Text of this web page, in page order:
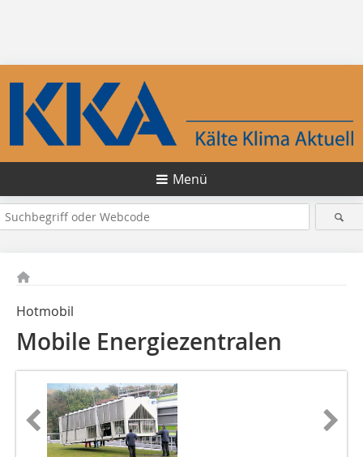
Menü
Hotmobil
Mobile Energiezentralen